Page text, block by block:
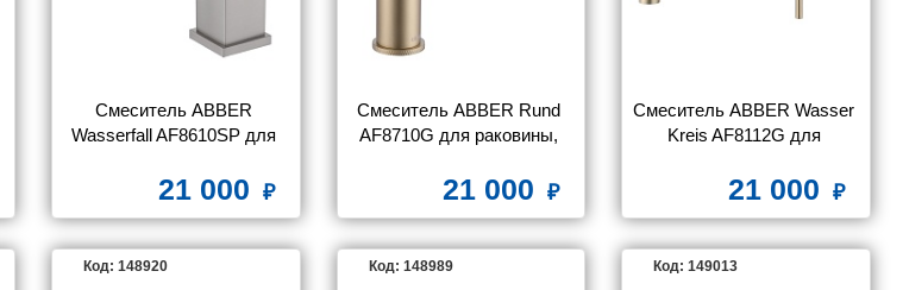
Смеситель ABBER
Wasserfall AF8610SP для
21 000
Смеситель ABBER Rund
AF8710G для раковины,
21 000
Смеситель ABBER Wasser
Kreis AF8112G для
монтажа, золото матовое
21 000
Код: 148920 Код: 148989 Код: 149013